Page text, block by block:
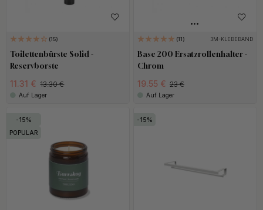
15
Toilettenbürste Solid -
Reservborste
11.31 € 13.30 €
Auf Lager
11 3M-KLEBEBAND
Base 200 Ersatzrollenhalter -
Chrom
19.55 € 23 €
Auf Lager
15
POPULAR
15